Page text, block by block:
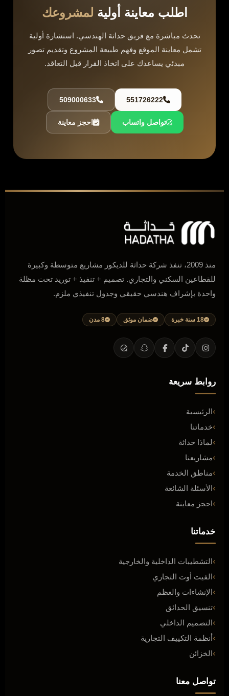
اطلب معاينة أولية لمشروعك
تحدث مباشرة مع فريق حداثة الهندسي. استشارة أولية
تشمل معاينة الموقع وفهم طبيعة المشروع وتقديم تصور
مبدئي يساعدك على اتخاذ القرار قبل التعاقد.
551726222
509000633
تواصل واتساب احجز معاينة
منذ 2009، تنفذ شركة حداثة للديكور مشاريع متوسطة وكبيرة
للقطاعين السكني والتجاري. تصميم + تنفيذ + توريد تحت مظلة
واحدة بإشراف هندسي حقيقي وجدول تنفيذي ملزم.
18 سنة خبرة ضمان موثق 8 مدن
روابط سريعة
الرئيسية
خدماتنا
لماذا حداثة
مشاريعنا
مناطق الخدمة
الأسئلة الشائعة
احجز معاينة
خدماتنا
التشطيبات الداخلية والخارجية
الفيت أوت التجاري
الإنشاءات والعظم
تنسيق الحدائق
التصميم الداخلي
أنظمة التكييف التجارية
الخزائن
تواصل معنا